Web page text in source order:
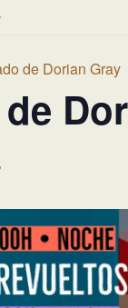
de Dorian Gray